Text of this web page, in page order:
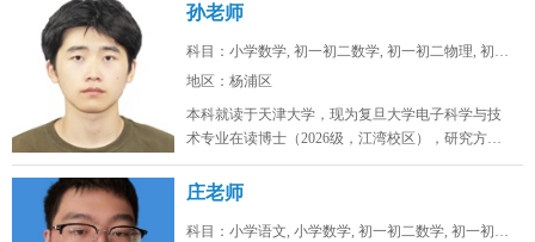
孙老师
科目：小学数学, 初一初二数学, 初一初二物理, 初一...
地区：杨浦区
本科就读于天津大学，现为复旦大学电子科学与技
术专业在读博士（2026级，江湾校区），研究方向
为激光通信。时间充裕，工作日...
庄老师
科目：小学语文, 小学数学, 初一初二数学, 初一初二...